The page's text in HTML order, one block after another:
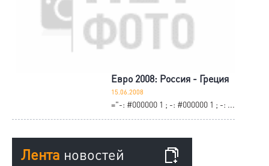
Евро 2008: Россия - Греция
15.06.2008
="-: #000000 1 ; -: #000000 1 ; -: ...
Лента новостей